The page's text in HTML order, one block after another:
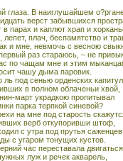
глаза. В наиглушайшем
верст забывшихся
в парах и каплют храп и
плач, беспамятство и
и мне, невмочь с весною
раз стараюсь, – не
по чащам мне и этим
чашу дыма паровик.
ль под сенью орденских
в полном облаченьи хвой,
март украдкою пропитывал
парка терпкой синевой?
на мне под старость
верб откупоривши штоф,
с утра под прутья саженцев,
с угаром тонущих кустов.
час переставала двигаться
луж и речек акварель,